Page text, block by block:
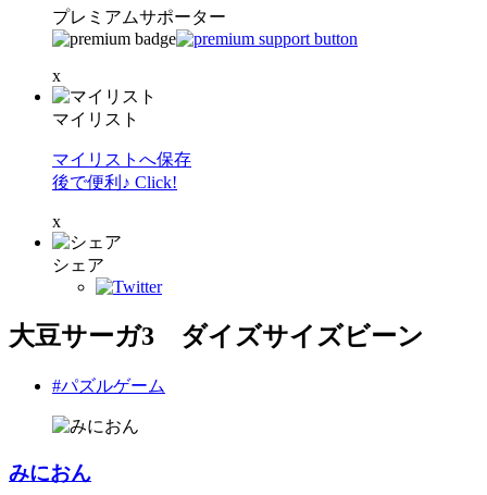
プレミアムサポーター
x
マイリスト
マイリストへ保存
後で便利♪ Click!
x
シェア
大豆サーガ3 ダイズサイズビーン
#パズルゲーム
みにおん